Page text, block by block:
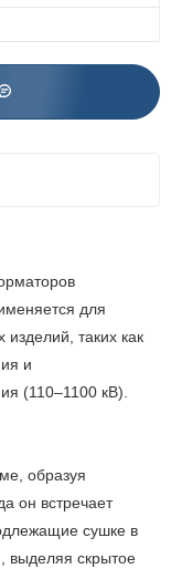
для
таких как
и
(110–1100 кВ).
образуя
он встречает
сушке в
выделяя скрытое